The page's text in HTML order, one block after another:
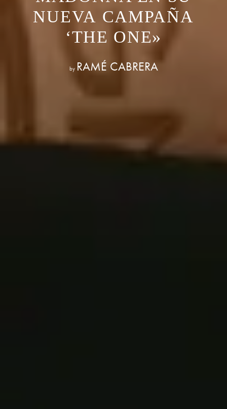
NUEVA CAMPAÑA
‘THE ONE»
by RAMÉ CABRERA